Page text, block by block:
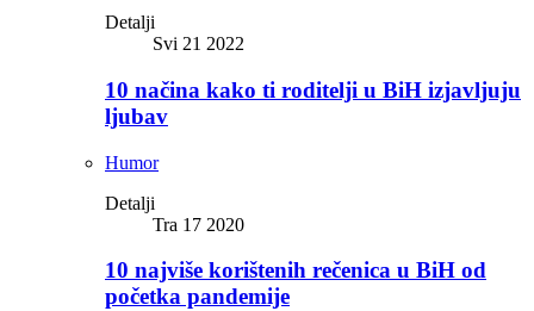
Detalji
Svi 21 2022
10 načina kako ti roditelji u BiH izjavljuju
ljubav
Humor
Detalji
Tra 17 2020
10 najviše korištenih rečenica u BiH od
početka pandemije